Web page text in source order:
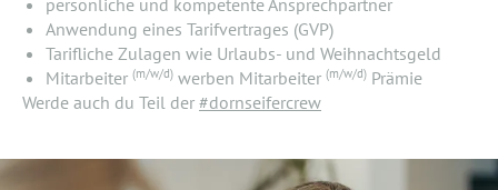
persönliche und kompetente Ansprechpartner
Anwendung eines Tarifvertrages (GVP)
Tarifliche Zulagen wie Urlaubs- und Weihnachtsgeld
Mitarbeiter (m/w/d)werben Mitarbeiter (m/w/d)Prämie
Werde auch du Teil der #dornseifercrew